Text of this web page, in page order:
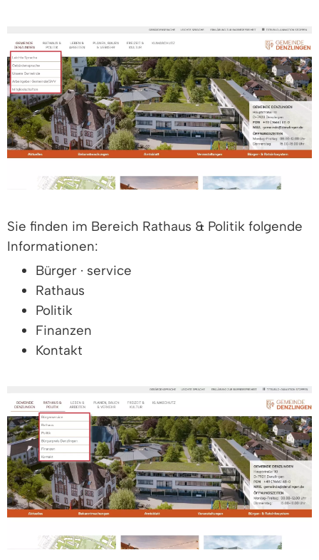
Sie finden im Bereich Rathaus & Politik folgende
Informationen:
Bürger · service
Rathaus
Politik
Finanzen
Kontakt